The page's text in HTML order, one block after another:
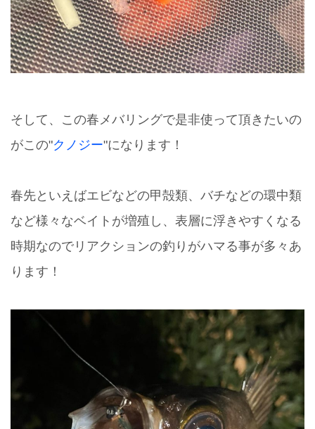
そして、この春メバリングで是非使って頂きたいの
がこの"クノジー"になります！
春先といえばエビなどの甲殻類、バチなどの環中類
など様々なベイトが増殖し、表層に浮きやすくなる
時期なのでリアクションの釣りがハマる事が多々あ
ります！